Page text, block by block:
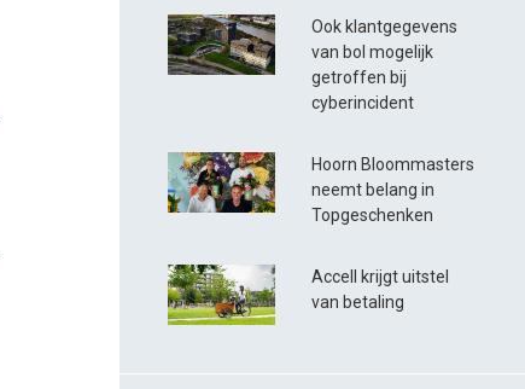
Ook klantgegevens
van bol mogelijk
getroffen bij
cyberincident
Hoorn Bloommasters
neemt belang in
Topgeschenken
Accell krijgt uitstel
van betaling